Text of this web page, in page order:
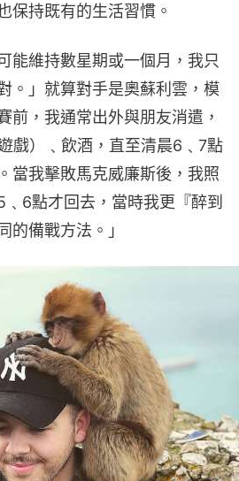
保持既有的生活習慣。
能維持數星期或一個月，我只
。」就算對手是奧蘇利雲，模
前，我通常出外與朋友消遣，
戲）﹑飲酒，直至清晨6﹑7點
當我擊敗馬克威廉斯後，我照
點才回去，當時我更『醉到
的備戰方法。」